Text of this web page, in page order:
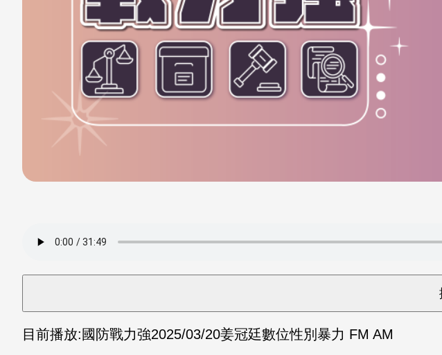
目前播放: 國防戰力強2025/03/20姜冠廷數位性別暴力 FM AM